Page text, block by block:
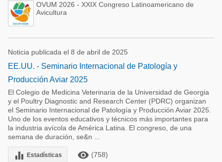
OVUM 2026 - XXIX Congreso Latinoamericano de
Avicultura
Noticia publicada el 8 de abril de 2025
EE.UU. - Seminario Internacional de Patología y
Producción Aviar 2025
El Colegio de Medicina Veterinaria de la Universidad de Georgia
y el Poultry Diagnostic and Research Center (PDRC) organizan
el Seminario Internacional de Patología y Producción Aviar 2025.
Uno de los eventos educativos y técnicos más importantes para
la industria avícola de América Latina. El congreso, de una
semana de duración, se&n ...
equalizer Estadísticas remove_red_eye (758)